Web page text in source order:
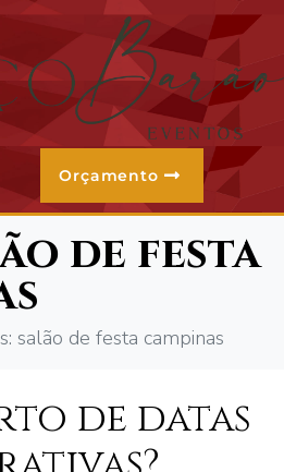
Orçamento
de festa
salão de festa campinas
de datas